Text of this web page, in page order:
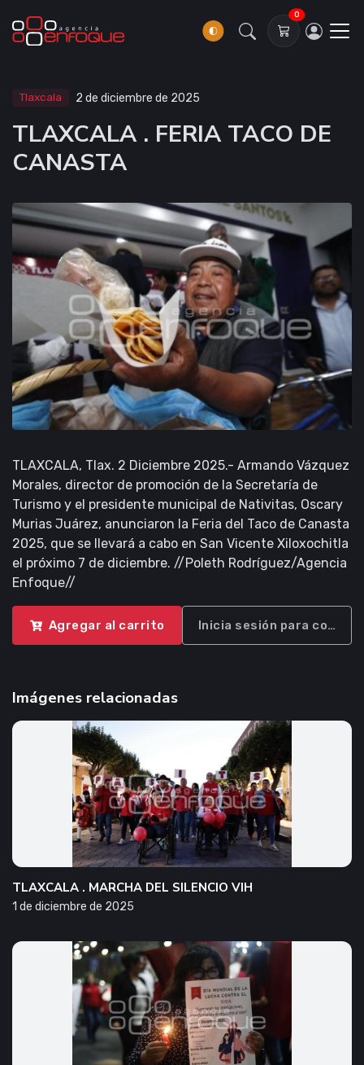
0
Tlaxcala 2 de diciembre de 2025
TLAXCALA . FERIA TACO DE
CANASTA
TLAXCALA, Tlax. 2 Diciembre 2025.- Armando Vázquez
Morales, director de promoción de la Secretaría de
Turismo y el presidente municipal de Nativitas, Oscary
Murias Juárez, anunciaron la Feria del Taco de Canasta
2025, que se llevará a cabo en San Vicente Xiloxochitla
el próximo 7 de diciembre. //Poleth Rodríguez/Agencia
Enfoque//
Agregar al carrito Inicia sesión para
Imágenes relacionadas
TLAXCALA . MARCHA DEL SILENCIO VIH
1 de diciembre de 2025